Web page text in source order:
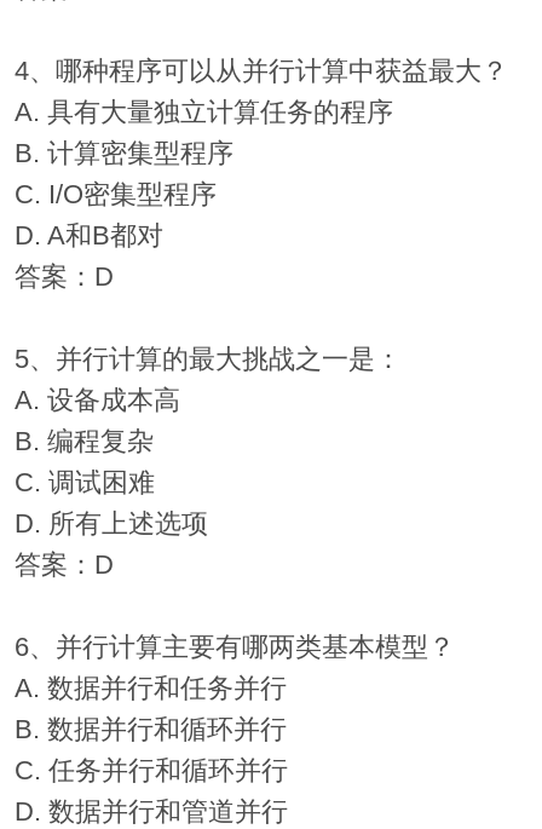
4、哪种程序可以从并行计算中获益最大？
A. 具有大量独立计算任务的程序
B. 计算密集型程序
C. I/O密集型程序
D. A和B都对
答案：D
5、并行计算的最大挑战之一是：
A. 设备成本高
B. 编程复杂
C. 调试困难
D. 所有上述选项
答案：D
6、并行计算主要有哪两类基本模型？
A. 数据并行和任务并行
B. 数据并行和循环并行
C. 任务并行和循环并行
D. 数据并行和管道并行